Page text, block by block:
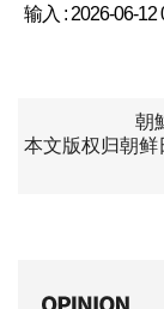
输入 : 2026-06-12
朝
本文版权归朝鲜